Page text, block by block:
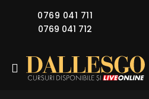
0769 041 711
0769 041 712